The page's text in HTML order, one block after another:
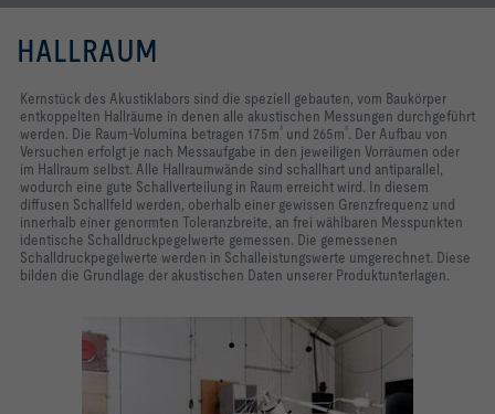
HALLRAUM
Kernstück des Akustiklabors sind die speziell gebauten, vom Baukörper
entkoppelten Hallräume in denen alle akustischen Messungen durchgeführt
werden. Die Raum-Volumina betragen 175m³ und 265m³. Der Aufbau von
Versuchen erfolgt je nach Messaufgabe in den jeweiligen Vorräumen oder
im Hallraum selbst. Alle Hallraumwände sind schallhart und antiparallel,
wodurch eine gute Schallverteilung in Raum erreicht wird. In diesem
diffusen Schallfeld werden, oberhalb einer gewissen Grenzfrequenz und
innerhalb einer genormten Toleranzbreite, an frei wählbaren Messpunkten
identische Schalldruckpegelwerte gemessen. Die gemessenen
Schalldruckpegelwerte werden in Schalleistungswerte umgerechnet. Diese
bilden die Grundlage der akustischen Daten unserer Produktunterlagen.